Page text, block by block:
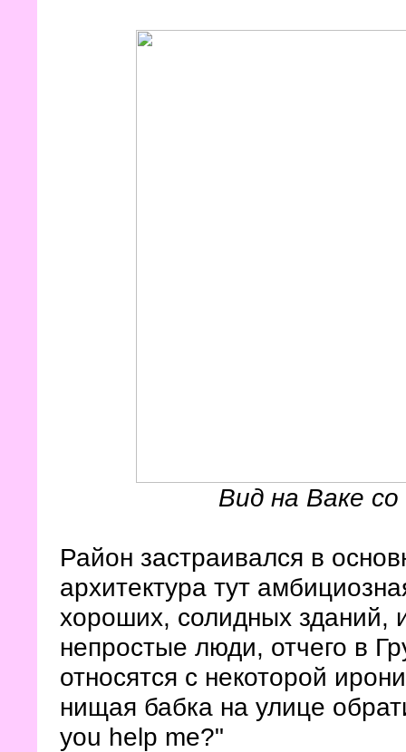
Вид на Ваке
Район застраивался в
архитектура тут
хороших, солидных зданий,
непростые люди, отчего в
относятся с некоторой
нищая бабка на улице
you help me?"